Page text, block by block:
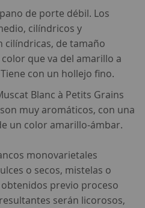
de porte débil. Los
cilíndricos y
cilíndricas, de tamaño
que va del amarillo a
con un hollejo fino.
Blanc à Petits Grains
muy aromáticos, con una
un color amarillo-ámbar.
monovarietales
o secos, mistelas o
previo proceso
serán licorosos,